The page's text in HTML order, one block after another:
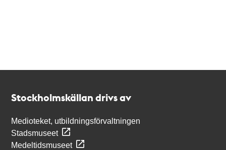
Stockholmskällan drivs av
Medioteket, utbildningsförvaltningen
Stadsmuseet
Medeltidsmuseet